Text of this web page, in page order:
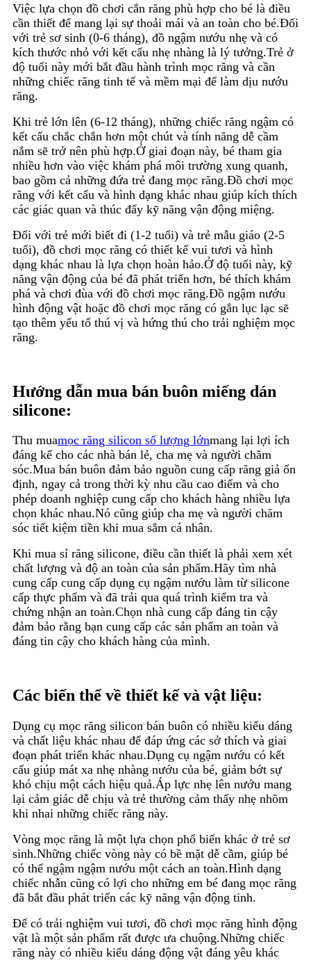
Việc lựa chọn đồ chơi cắn răng phù hợp cho bé là điều
cần thiết để mang lại sự thoải mái và an toàn cho bé.Đối
với trẻ sơ sinh (0-6 tháng), đồ ngậm nướu nhẹ và có
kích thước nhỏ với kết cấu nhẹ nhàng là lý tưởng.Trẻ ở
độ tuổi này mới bắt đầu hành trình mọc răng và cần
những chiếc răng tinh tế và mềm mại để làm dịu nướu
răng.
Khi trẻ lớn lên (6-12 tháng), những chiếc răng ngậm có
kết cấu chắc chắn hơn một chút và tính năng dễ cầm
nắm sẽ trở nên phù hợp.Ở giai đoạn này, bé tham gia
nhiều hơn vào việc khám phá môi trường xung quanh,
bao gồm cả những đứa trẻ đang mọc răng.Đồ chơi mọc
răng với kết cấu và hình dạng khác nhau giúp kích thích
các giác quan và thúc đẩy kỹ năng vận động miệng.
Đối với trẻ mới biết đi (1-2 tuổi) và trẻ mẫu giáo (2-5
tuổi), đồ chơi mọc răng có thiết kế vui tươi và hình
dạng khác nhau là lựa chọn hoàn hảo.Ở độ tuổi này, kỹ
năng vận động của bé đã phát triển hơn, bé thích khám
phá và chơi đùa với đồ chơi mọc răng.Đồ ngậm nướu
hình động vật hoặc đồ chơi mọc răng có gắn lục lạc sẽ
tạo thêm yếu tố thú vị và hứng thú cho trải nghiệm mọc
răng.
Hướng dẫn mua bán buôn miếng dán
silicone:
Thu muamọc răng silicon số lượng lớnmang lại lợi ích
đáng kể cho các nhà bán lẻ, cha mẹ và người chăm
sóc.Mua bán buôn đảm bảo nguồn cung cấp răng giả ổn
định, ngay cả trong thời kỳ nhu cầu cao điểm và cho
phép doanh nghiệp cung cấp cho khách hàng nhiều lựa
chọn khác nhau.Nó cũng giúp cha mẹ và người chăm
sóc tiết kiệm tiền khi mua sắm cá nhân.
Khi mua sỉ răng silicone, điều cần thiết là phải xem xét
chất lượng và độ an toàn của sản phẩm.Hãy tìm nhà
cung cấp cung cấp dụng cụ ngậm nướu làm từ silicone
cấp thực phẩm và đã trải qua quá trình kiểm tra và
chứng nhận an toàn.Chọn nhà cung cấp đáng tin cậy
đảm bảo rằng bạn cung cấp các sản phẩm an toàn và
đáng tin cậy cho khách hàng của mình.
Các biến thể về thiết kế và vật liệu:
Dụng cụ mọc răng silicon bán buôn có nhiều kiểu dáng
và chất liệu khác nhau để đáp ứng các sở thích và giai
đoạn phát triển khác nhau.Dụng cụ ngậm nướu có kết
cấu giúp mát xa nhẹ nhàng nướu của bé, giảm bớt sự
khó chịu một cách hiệu quả.Áp lực nhẹ lên nướu mang
lại cảm giác dễ chịu và trẻ thường cảm thấy nhẹ nhõm
khi nhai những chiếc răng này.
Vòng mọc răng là một lựa chọn phổ biến khác ở trẻ sơ
sinh.Những chiếc vòng này có bề mặt dễ cầm, giúp bé
có thể ngậm ngậm nướu một cách an toàn.Hình dạng
chiếc nhẫn cũng có lợi cho những em bé đang mọc răng
đã bắt đầu phát triển các kỹ năng vận động tinh.
Để có trải nghiệm vui tươi, đồ chơi mọc răng hình động
vật là một sản phẩm rất được ưa chuộng.Những chiếc
răng này có nhiều kiểu dáng động vật đáng yêu khác